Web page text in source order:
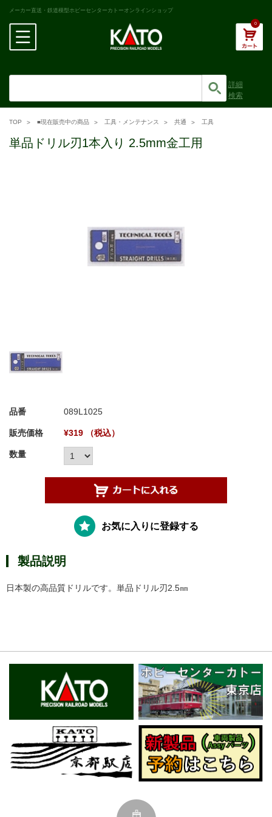
メーカー直送・鉄道模型ホビーセンターカトーオンラインショップ
0
詳細
検索
TOP ■現在販売中の商品 工具・メンテナンス 共通 工具
単品ドリル刃1本入り 2.5mm金工用
品番 089L1025
販売価格 ¥319 （税込）
数量
お気に入りに登録する
製品説明
日本製の高品質ドリルです。単品ドリル刃2.5㎜